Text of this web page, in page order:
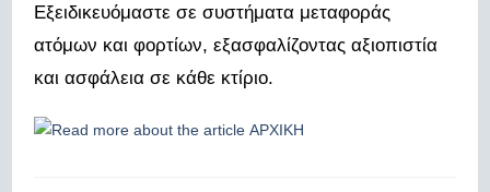
Εξειδικευόμαστε σε συστήματα μεταφοράς
ατόμων και φορτίων, εξασφαλίζοντας αξιοπιστία
και ασφάλεια σε κάθε κτίριο.